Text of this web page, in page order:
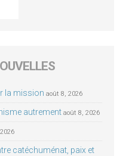
la mission août 8, 2026
autrement août 8, 2026
catéchuménat, paix et